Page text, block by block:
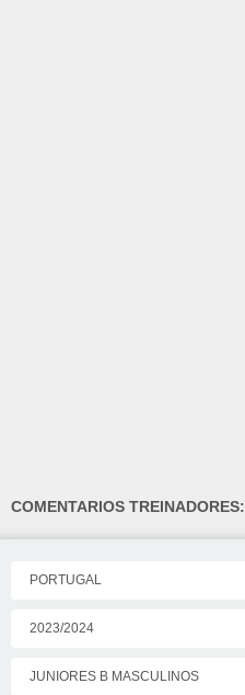
COMENTARIOS TREINADORES:
PORTUGAL
2023/2024
JUNIORES B MASCULINOS